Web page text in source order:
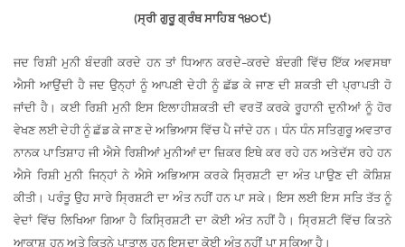
(ਸ੍ਰੀ ਗੁਰੂ ਗ੍ਰੰਥ ਸਾਹਿਬ ੧੪੦੯)
ਜਦ ਰਿਸ਼ੀ ਮੁਨੀ ਬੰਦਗੀ ਕਰਦੇ ਹਨ ਤਾਂ ਧਿਆਨ ਕਰਦੇ–ਕਰਦੇ ਬੰਦਗੀ ਵਿੱਚ ਇੱਕ ਅਵਸਥਾ
ਐਸੀ ਆਉਂਦੀ ਹੈ ਜਦ ਉਨ੍ਹਾਂ ਨੂੰ ਆਪਣੀ ਦੇਹੀ ਨੂੰ ਛੱਡ ਕੇ ਜਾਣ ਦੀ ਸ਼ਕਤੀ ਦੀ ਪ੍ਰਾਪਤੀ ਹੋ
ਜਾਂਦੀ ਹੈ । ਕਈ ਰਿਸ਼ੀ ਮੁਨੀ ਇਸ ਇਲਾਹੀਸ਼ਕਤੀ ਦੀ ਵਰਤੋਂ ਕਰਕੇ ਰੂਹਾਨੀ ਦੁਨੀਆਂ ਨੂੰ ਹੋਰ
ਵੇਖਣ ਲਈ ਦੇਹੀ ਨੂੰ ਛੱਡ ਕੇ ਜਾਣ ਦੇ ਅਭਿਆਸ ਵਿੱਚ ਪੈ ਜਾਂਦੇ ਹਨ। ਧੰਨ ਧੰਨ ਸਤਿਗੁਰੂ ਅਵਤਾਰ
ਨਾਨਕ ਪਾਤਿਸ਼ਾਹ ਜੀ ਐਸੇ ਰਿਸ਼ੀਆਂ ਮੁਨੀਆਂ ਦਾ ਜ਼ਿਕਰ ਇਥੇ ਕਰ ਰਹੇ ਹਨ ਅਤੇਦੱਸ ਰਹੇ ਹਨ
ਐਸੇ ਰਿਸ਼ੀ ਮੁਨੀ ਜਿਨ੍ਹਾਂ ਨੇ ਐਸੇ ਅਭਿਆਸ ਕਰਕੇ ਸ੍ਰਿਸ਼ਟੀ ਦਾ ਅੰਤ ਪਾਉਣ ਦੀ ਕੋਸ਼ਿਸ਼
ਕੀਤੀ । ਪਰੰਤੂ ਉਹ ਸਾਰੇ ਸ੍ਰਿਸ਼ਟੀ ਦਾ ਅੰਤ ਨਹੀਂ ਹਨ ਪਾ ਸਕੇ । ਇਸ ਲਈ ਇਸ ਸਤਿ ਤੱਤ ਨੂੰ
ਵੇਦਾਂ ਵਿੱਚ ਲਿਖਿਆ ਗਿਆ ਹੈ ਕਿਸ੍ਰਿਸ਼ਟੀ ਦਾ ਕੋਈ ਅੰਤ ਨਹੀਂ ਹੈ । ਸ੍ਰਿਸ਼ਟੀ ਵਿੱਚ ਕਿਤਨੇ
ਆਕਾਸ਼ ਹਨ ਅਤੇ ਕਿਤਨੇ ਪਾਤਾਲ ਹਨ ਇਸਦਾ ਕੋਈ ਅੰਤ ਨਹੀਂ ਪਾ ਸਕਿਆ ਹੈ ।